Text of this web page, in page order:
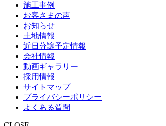
施工事例
お客さまの声
お知らせ
土地情報
近日分譲予定情報
会社情報
動画ギャラリー
採用情報
サイトマップ
プライバシーポリシー
よくある質問